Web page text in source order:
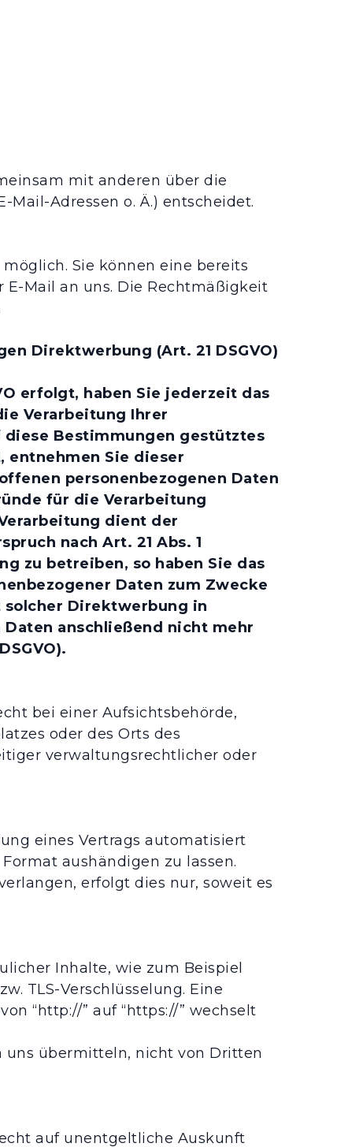
mit anderen über die
Adressen o. Ä.) entscheidet.
Sie können eine bereits
Mail an uns. Die Rechtmäßigkeit
Direktwerbung (Art. 21 DSGVO)
erfolgt, haben Sie jederzeit das
Verarbeitung Ihrer
Bestimmungen gestütztes
entnehmen Sie dieser
personenbezogenen Daten
für die Verarbeitung
dient der
nach Art. 21 Abs. 1
zu betreiben, so haben Sie das
Daten zum Zwecke
Direktwerbung in
anschließend nicht mehr
bei einer Aufsichtsbehörde,
oder des Orts des
verwaltungsrechtlicher oder
eines Vertrags automatisiert
aushändigen zu lassen.
erfolgt dies nur, soweit es
Inhalte, wie zum Beispiel
TLS-Verschlüsselung. Eine
“http://” auf “https://” wechselt
uns übermitteln, nicht von Dritten
auf unentgeltliche Auskunft